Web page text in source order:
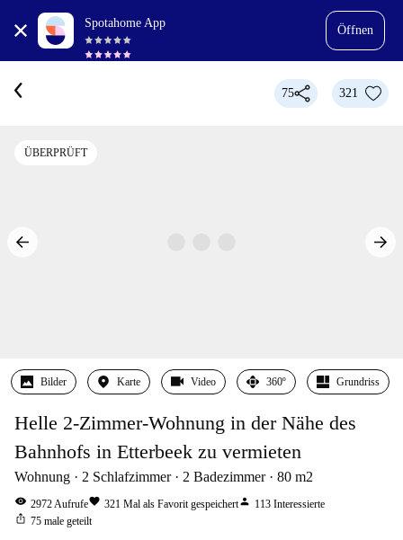
Spotahome App
Öffnen
75 321
ÜBERPRÜFT
Bilder Karte Video 360º Grundriss
Helle 2-Zimmer-Wohnung in der Nähe des
Bahnhofs in Etterbeek zu vermieten
Wohnung 2 Schlafzimmer 2 Badezimmer 80 m2
visibility 2972Aufrufefavorite 321 Mal als Favorit gespeichertperson 113 Interessierte
ios_share 75 male geteilt